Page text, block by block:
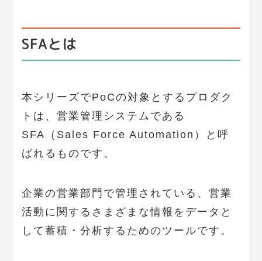
SFAとは
本シリーズでPoCの対象とするプロダク
トは、営業管理システムである
SFA（Sales Force Automation）と呼
ばれるものです。
企業の営業部門で管理されている、営業
活動に関するさまざまな情報をデータと
して蓄積・分析するためのツールです。